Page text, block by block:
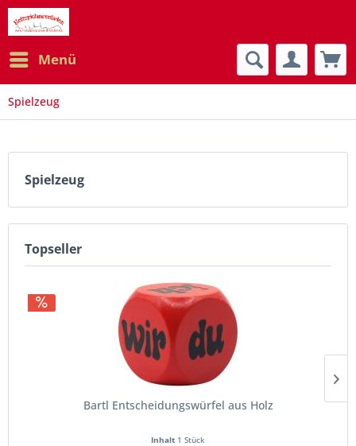
Menü
Spielzeug
Spielzeug
Topseller
Bartl Entscheidungswürfel aus Holz
Inhalt 1 Stück